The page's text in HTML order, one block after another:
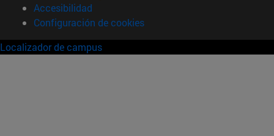
Accesibilidad
Configuración de cookies
Localizador de campus